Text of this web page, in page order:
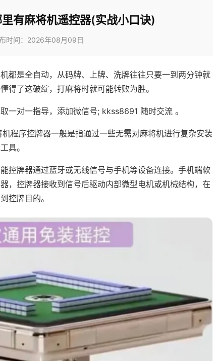
有麻将机遥控器(实战小口诀)
时间：2026年08月09日
都是全自动，从码牌、上牌、洗牌往往只要一到两分钟就
得了这破绽，打麻将时就可能转败为胜。
一对一指导，添加微信号; kkss8691 随时交流 。
程序控牌器一般是指通过一些无需对麻将机进行复杂安装
具。
控牌器通过蓝牙或无线信号与手机等设备连接。手机端软
，控牌器接收到信号后驱动内部微型电机或机械结构，在
控牌目的。